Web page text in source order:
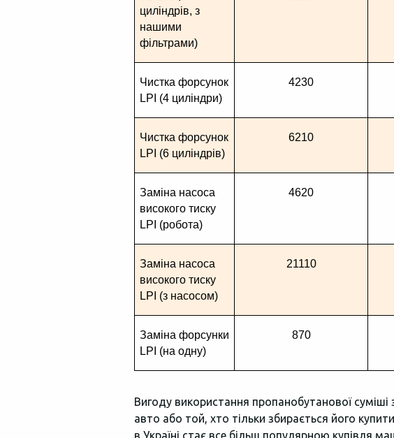
циліндрів, з
нашими
фільтрами)
Чистка форсунок
LPI (4 циліндри)
4230
Чистка форсунок
LPI (6 циліндрів)
6210
Заміна насоса
високого тиску
LPI (робота)
4620
Заміна насоса
високого тиску
LPI (з насосом)
21110
Заміна форсунки
LPI (на одну)
870
Вигоду використання пропанобутанової суміші
авто або той, хто тільки збирається його
в Україні стає все більш популярною купівля